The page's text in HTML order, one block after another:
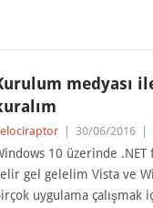
medyası
30/06/2016
10 üzerinde
gel gelelim Vista ve
uygulama çalışmak